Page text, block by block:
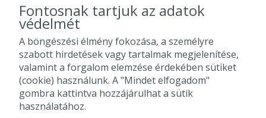
2010-2026 Copyright - Falatozz.hu - Diston-line Kft.
Pizza, gyros, hamburger, menük kedvező áron, egy helyen az összes
étterem ajánlata.
Fontosnak tartjuk az adatok
védelmét
A böngészési élmény fokozása, a személyre
szabott hirdetések vagy tartalmak megjelenítése,
valamint a forgalom elemzése érdekében sütiket
(cookie) használunk. A "Mindet elfogadom"
gombra kattintva hozzájárulhat a sütik
használatához.